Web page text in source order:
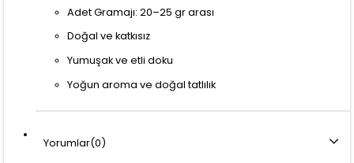
Adet Gramajı: 20–25 gr arası
Doğal ve katkısız
Yumuşak ve etli doku
Yoğun aroma ve doğal tatlılık
Yorumlar(0)